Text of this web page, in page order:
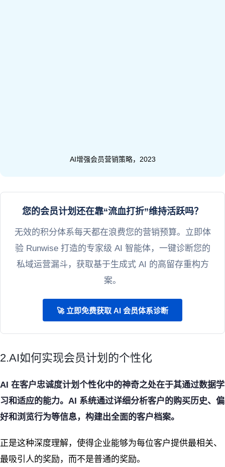
AI增强会员营销策略，2023
您的会员计划还在靠“流血打折”维持活跃吗？
无效的积分体系每天都在浪费您的营销预算。立即体
验 Runwise 打造的专家级 AI 智能体，一键诊断您的
私域运营漏斗，获取基于生成式 AI 的高留存重构方
案。
🚀 立即免费获取 AI 会员体系诊断
2.AI如何实现会员计划的个性化
AI 在客户忠诚度计划个性化中的神奇之处在于其通过数据学
习和适应的能力。AI 系统通过详细分析客户的购买历史、偏
好和浏览行为等信息，构建出全面的客户档案。
正是这种深度理解，使得企业能够为每位客户提供最相关、
最吸引人的奖励，而不是普通的奖励。